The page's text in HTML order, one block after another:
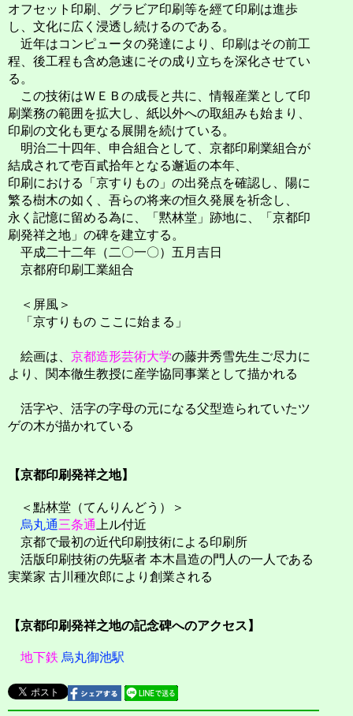
オフセット印刷、グラビア印刷等を經て印刷は進歩
し、文化に広く浸透し続けるのである。
近年はコンピュータの発達により、印刷はその前工
程、後工程も含め急速にその成り立ちを深化させてい
る。
この技術はＷＥＢの成長と共に、情報産業として印
刷業務の範囲を拡大し、紙以外への取組みも始まり、
印刷の文化も更なる展開を続けている。
明治二十四年、申合組合として、京都印刷業組合が
結成されて壱百貳拾年となる邂逅の本年、
印刷における「京すりもの」の出発点を確認し、陽に
繁る樹木の如く、吾らの将来の恒久発展を祈念し、
永く記憶に留める為に、「黙林堂」跡地に、「京都印
刷発祥之地」の碑を建立する。
平成二十二年（二〇一〇）五月吉日
京都府印刷工業組合
＜屏風＞
「京すりもの ここに始まる」
絵画は、 京都造形芸術大学の藤井秀雪先生ご尽力に
より、関本徹生教授に産学協同事業として描かれる
活字や、活字の字母の元になる父型造られていたツ
ゲの木が描かれている
【京都印刷発祥之地】
＜點林堂（てんりんどう）＞
烏丸通三条通 上ル付近
京都で最初の近代印刷技術による印刷所
活版印刷技術の先駆者 本木昌造の門人の一人である
実業家 古川種次郎により創業される
【京都印刷発祥之地の記念碑へのアクセス】
地下鉄 烏丸御池駅